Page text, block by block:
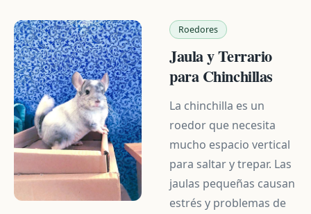
Roedores
Jaula y Terrario
para Chinchillas
La chinchilla es un
roedor que necesita
mucho espacio vertical
para saltar y trepar. Las
jaulas pequeñas causan
estrés y problemas de